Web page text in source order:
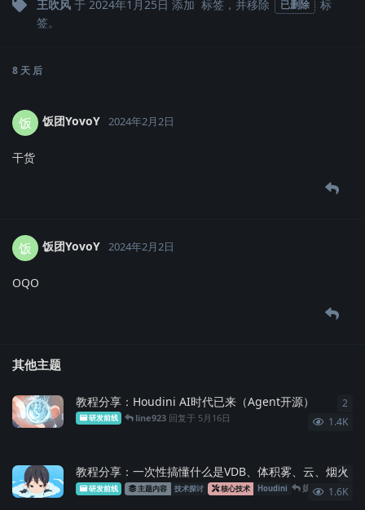
王吹风 于 2024年1月25日 添加 标签 ，并移除 已删除
标
签。
8 天 后
饭 饭团YovoY 2024年2月2日
干货
饭 饭团YovoY 2024年2月2日
OQO
其他主题
教程分享：Houdini AI时代已来（Agent开源）
研发前线 line923 回复于 5月16日 1.4K
2
教程分享：一次性搞懂什么是VDB、体积雾、云、烟火
研发前线 主题内容 技术探讨 核心技术 Houdini 妮蔻不是猫 回
1.6K
1